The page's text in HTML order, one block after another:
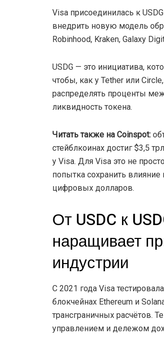
Visa присоединилась к
внедрить новую модель
Robinhood, Kraken, Galaxy
USDG — это инициатива,
чтобы, как у Tether или
распределять проценты
ликвидность токена.
Читать также на Coinspot:
стейблкоинах достиг $3,5
у Visa. Для Visa это не
попытка сохранить
цифровых долларов.
От USDC к
наращивает
индустрии
С 2021 года Visa
блокчейнах Ethereum и
трансграничных расчётов.
управлением и дележом